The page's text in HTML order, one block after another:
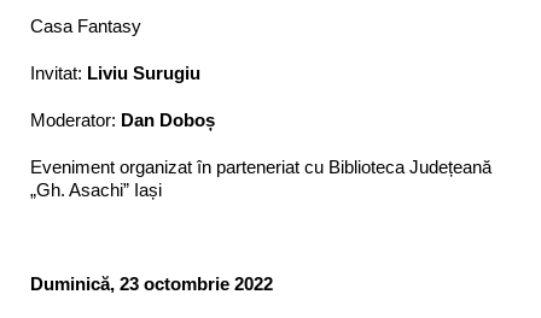
Casa Fantasy
Invitat: Liviu Surugiu
Moderator: Dan Doboș
Eveniment organizat în parteneriat cu Biblioteca Județeană
„Gh. Asachi” Iași
Duminică, 23 octombrie 2022